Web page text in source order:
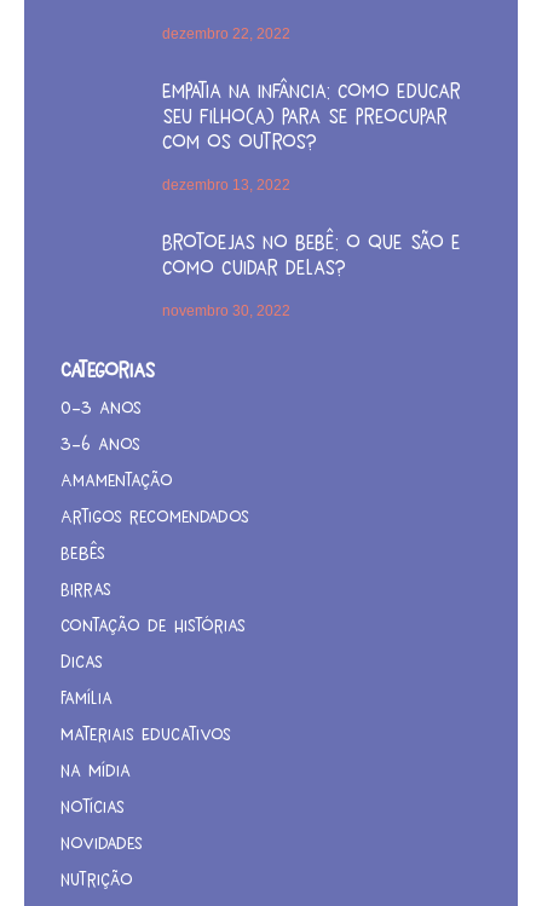
dezembro 22, 2022
Empatia na infância: como educar
seu filho(a) para se preocupar
com os outros?
dezembro 13, 2022
Brotoejas no bebê: o que são e
como cuidar delas?
novembro 30, 2022
Categorias
0-3 anos
3-6 anos
Amamentação
Artigos recomendados
Bebês
Birras
Contação de Histórias
Dicas
Família
Materiais Educativos
Na Mídia
Notícias
Novidades
Nutrição